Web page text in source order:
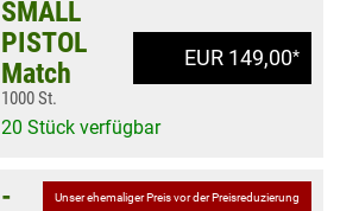
EUR 149,00*
SMALL
PISTOL
Match
1000 St.
20 Stück verfügbar
Unser ehemaliger Preis vor der Preisreduzierung